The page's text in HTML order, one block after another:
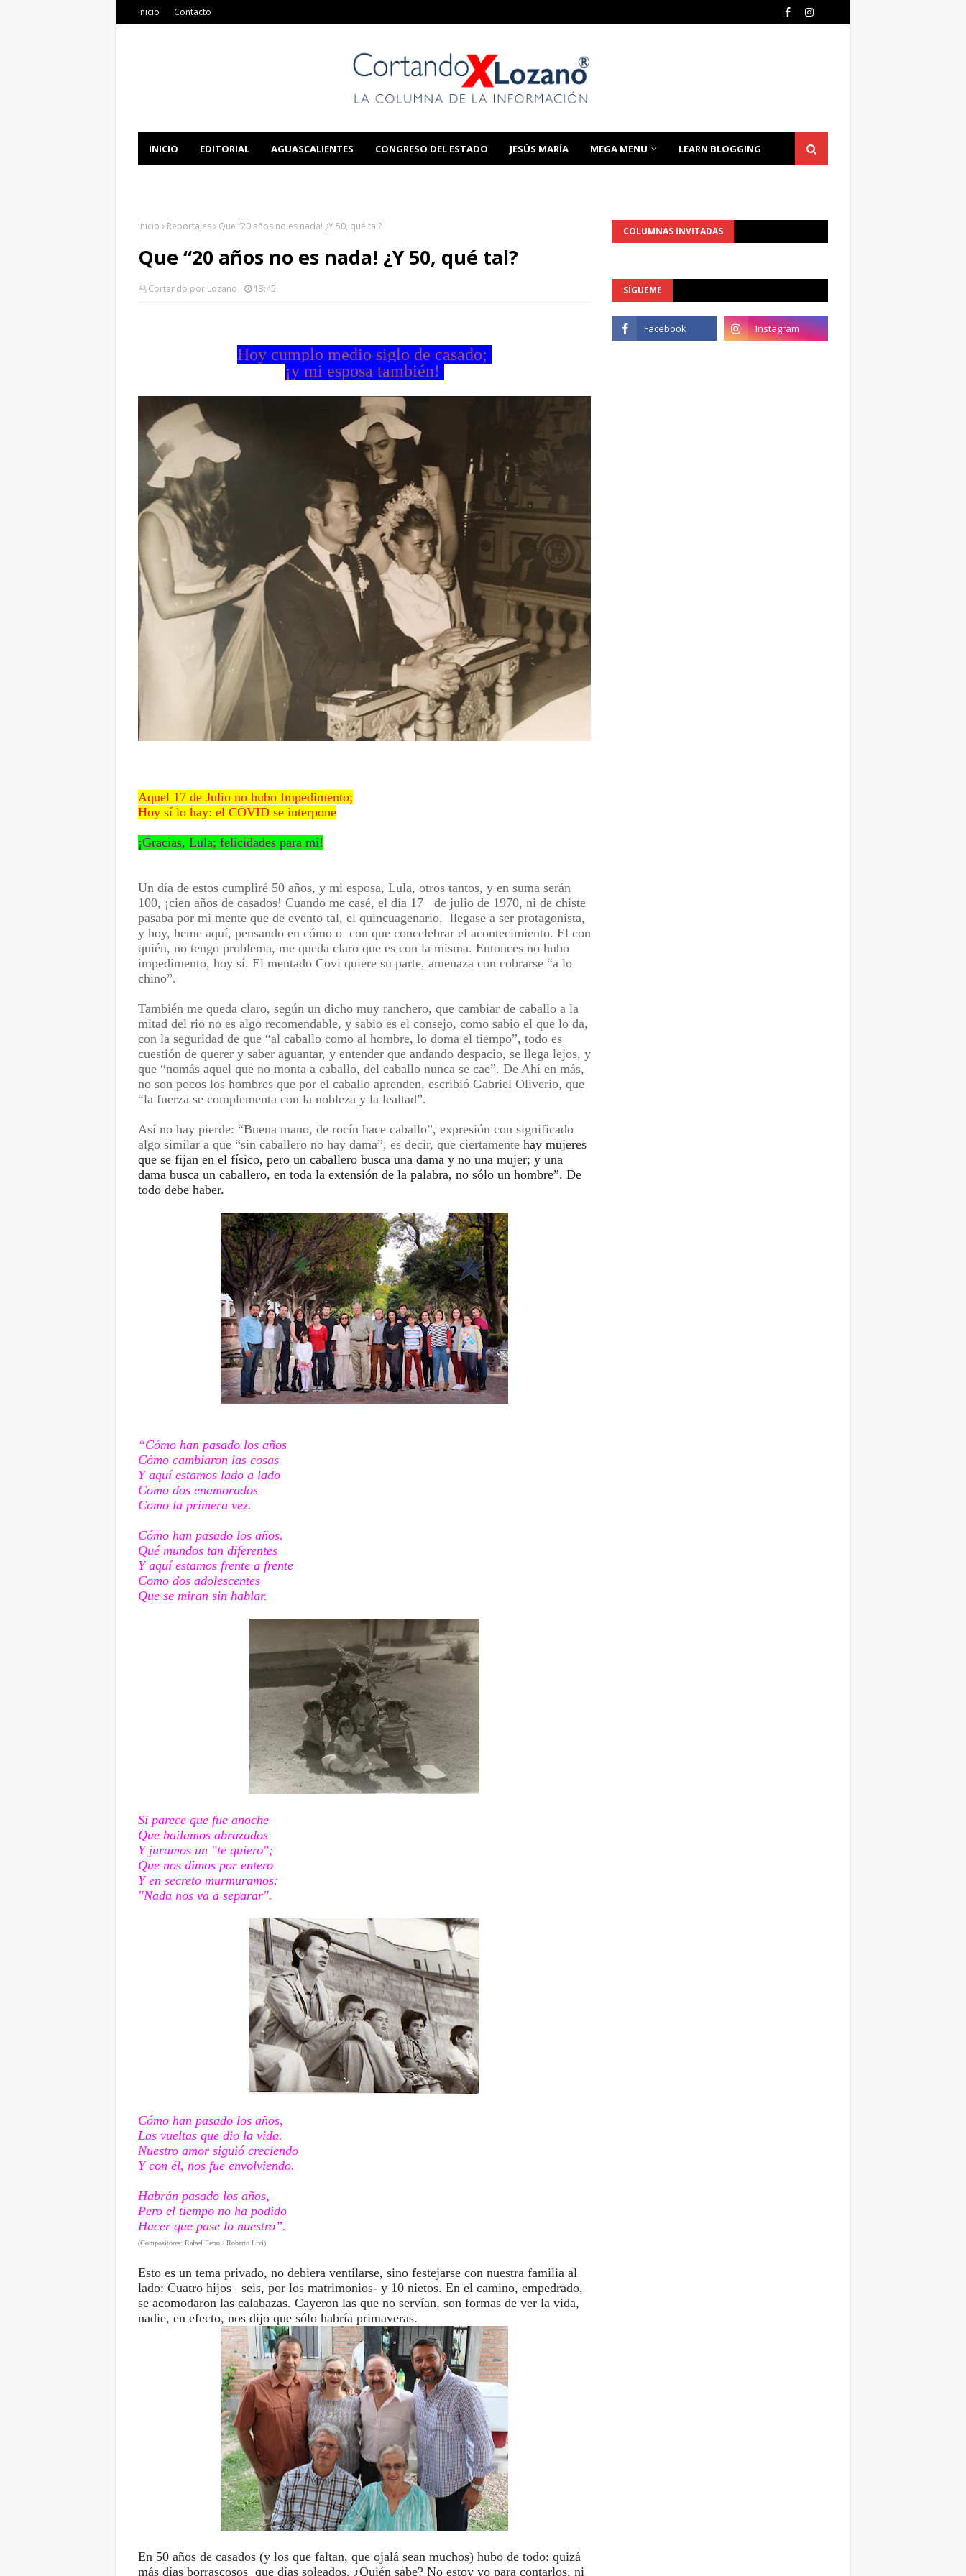
Inicio Contacto
INICIO EDITORIAL AGUASCALIENTES CONGRESO DEL ESTADO JESÚS MARÍA MEGA MENU LEARN BLOGGING
Inicio Reportajes Que “20 años no es nada! ¿Y 50, qué tal?
Que “20 años no es nada! ¿Y 50, qué tal?
Cortando por Lozano 13:45
Hoy cumplo medio siglo de casado;
¡y mi esposa también!
Aquel 17 de Julio no hubo Impedimento;
Hoy sí lo hay: el COVID se interpone
¡Gracias, Lula; felicidades para mi!
Un día de estos cumpliré 50 años, y mi esposa, Lula, otros tantos, y en suma serán
100, ¡cien años de casados! Cuando me casé, el día 17 de julio de 1970, ni de chiste
pasaba por mi mente que de evento tal, el quincuagenario, llegase a ser protagonista,
y hoy, heme aquí, pensando en cómo o con que concelebrar el acontecimiento. El con
quién, no tengo problema, me queda claro que es con la misma. Entonces no hubo
impedimento, hoy sí. El mentado Covi quiere su parte, amenaza con cobrarse “a lo
chino”.
También me queda claro, según un dicho muy ranchero, que cambiar de caballo a la
mitad del rio no es algo recomendable, y sabio es el consejo, como sabio el que lo da,
con la seguridad de que “al caballo como al hombre, lo doma el tiempo”, todo es
cuestión de querer y saber aguantar, y entender que andando despacio, se llega lejos, y
que “nomás aquel que no monta a caballo, del caballo nunca se cae”. De Ahí en más,
no son pocos los hombres que por el caballo aprenden, escribió Gabriel Oliverio, que
“la fuerza se complementa con la nobleza y la lealtad”.
Así no hay pierde: “Buena mano, de rocín hace caballo”, expresión con significado
algo similar a que “sin caballero no hay dama”, es decir, que ciertamente hay mujeres
que se fijan en el físico, pero un caballero busca una dama y no una mujer; y una
dama busca un caballero, en toda la extensión de la palabra, no sólo un hombre”. De
todo debe haber.
“Cómo han pasado los años
Cómo cambiaron las cosas
Y aquí estamos lado a lado
Como dos enamorados
Como la primera vez.
Cómo han pasado los años.
Qué mundos tan diferentes
Y aquí estamos frente a frente
Como dos adolescentes
Que se miran sin hablar.
Si parece que fue anoche
Que bailamos abrazados
Y juramos un "te quiero";
Que nos dimos por entero
Y en secreto murmuramos:
"Nada nos va a separar".
Cómo han pasado los años,
Las vueltas que dio la vida.
Nuestro amor siguió creciendo
Y con él, nos fue envolviendo.
Habrán pasado los años,
Pero el tiempo no ha podido
Hacer que pase lo nuestro”.
(Compositores: Rafael Ferro / Roberto Livi)
Esto es un tema privado, no debiera ventilarse, sino festejarse con nuestra familia al
lado: Cuatro hijos –seis, por los matrimonios- y 10 nietos. En el camino, empedrado,
se acomodaron las calabazas. Cayeron las que no servían, son formas de ver la vida,
nadie, en efecto, nos dijo que sólo habría primaveras.
En 50 años de casados (y los que faltan, que ojalá sean muchos) hubo de todo: quizá
más días borrascosos que días soleados. ¿Quién sabe? No estoy yo para contarlos, ni
COLUMNAS INVITADAS
SÍGUEME